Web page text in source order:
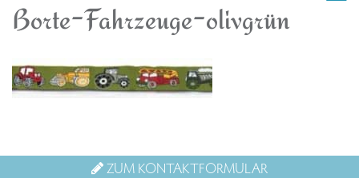
Borte-Fahrzeuge-olivgrün
ZUM KONTAKTFORMULAR